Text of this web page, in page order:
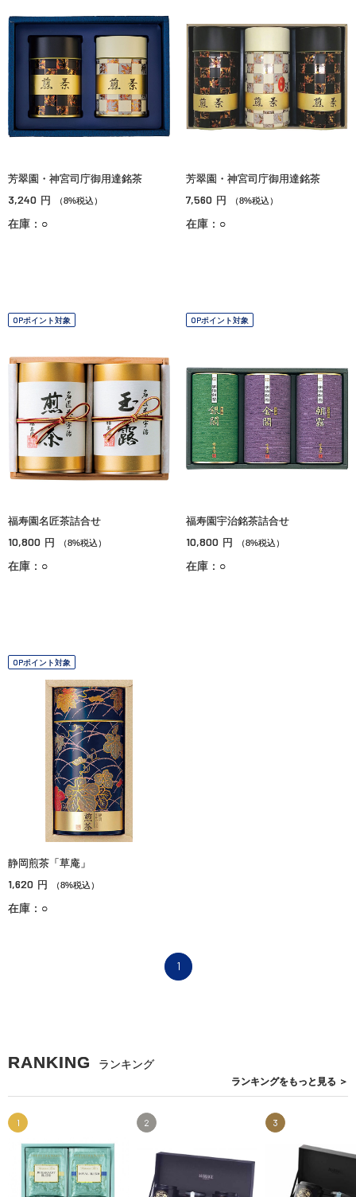
芳翠園・神宮司庁御用達銘茶
3,240 円 （8%税込）
在庫：○
芳翠園・神宮司庁御用達銘茶
7,560 円 （8%税込）
在庫：○
OPポイント対象
福寿園名匠茶詰合せ
10,800 円 （8%税込）
在庫：○
OPポイント対象
福寿園宇治銘茶詰合せ
10,800 円 （8%税込）
在庫：○
OPポイント対象
静岡煎茶「草庵」
1,620 円 （8%税込）
在庫：○
1
RANKING ランキング
ランキングをもっと見る ＞
1 2 3